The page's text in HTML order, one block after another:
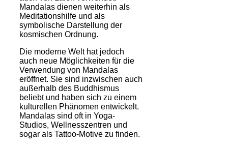
Mandalas dienen weiterhin als
Meditationshilfe und als
symbolische Darstellung der
kosmischen Ordnung.
Die moderne Welt hat jedoch
auch neue Möglichkeiten für die
Verwendung von Mandalas
eröffnet. Sie sind inzwischen auch
außerhalb des Buddhismus
beliebt und haben sich zu einem
kulturellen Phänomen entwickelt.
Mandalas sind oft in Yoga-
Studios, Wellnesszentren und
sogar als Tattoo-Motive zu finden.